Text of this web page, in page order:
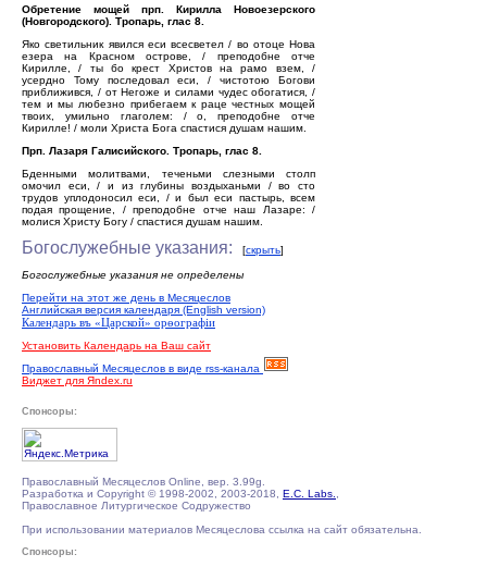
Обретение мощей прп. Кирилла Новоезерского
(Новгородского). Тропарь, глас 8.
Яко светильник явился еси всесветел / во отоце Нова
езера на Красном острове, / преподобне отче
Кирилле, / ты бо крест Христов на рамо взем, /
усердно Тому последовал еси, / чистотою Богови
приближився, / от Негоже и силами чудес обогатися, /
тем и мы любезно прибегаем к раце честных мощей
твоих, умильно глаголем: / о, преподобне отче
Кирилле! / моли Христа Бога спастися душам нашим.
Прп. Лазаря Галисийского. Тропарь, глас 8.
Бденными молитвами, теченьми слезными столп
омочил еси, / и из глубины воздыханьми / во сто
трудов уплодоносил еси, / и был еси пастырь, всем
подая прощение, / преподобне отче наш Лазаре: /
молися Христу Богу / спастися душам нашим.
Богослужебные указания: [скрыть]
Богослужебные указания не определены
Перейти на этот же день в Месяцеслов
Английская версия календаря (English version)
Календарь въ «Царской» орѳографiи
Установить Календарь на Ваш сайт
Православный Месяцеслов в виде rss-канала
Виджет для Яndex.ru
Спонсоры:
Православный Месяцеслов Online, вер. 3.99g.
Разработка и Copyright © 1998-2002, 2003-2018, E.C. Labs.
Православное Литургическое Содружество
При использовании материалов Месяцеслова ссылка на сайт обязательна.
Спонсоры: